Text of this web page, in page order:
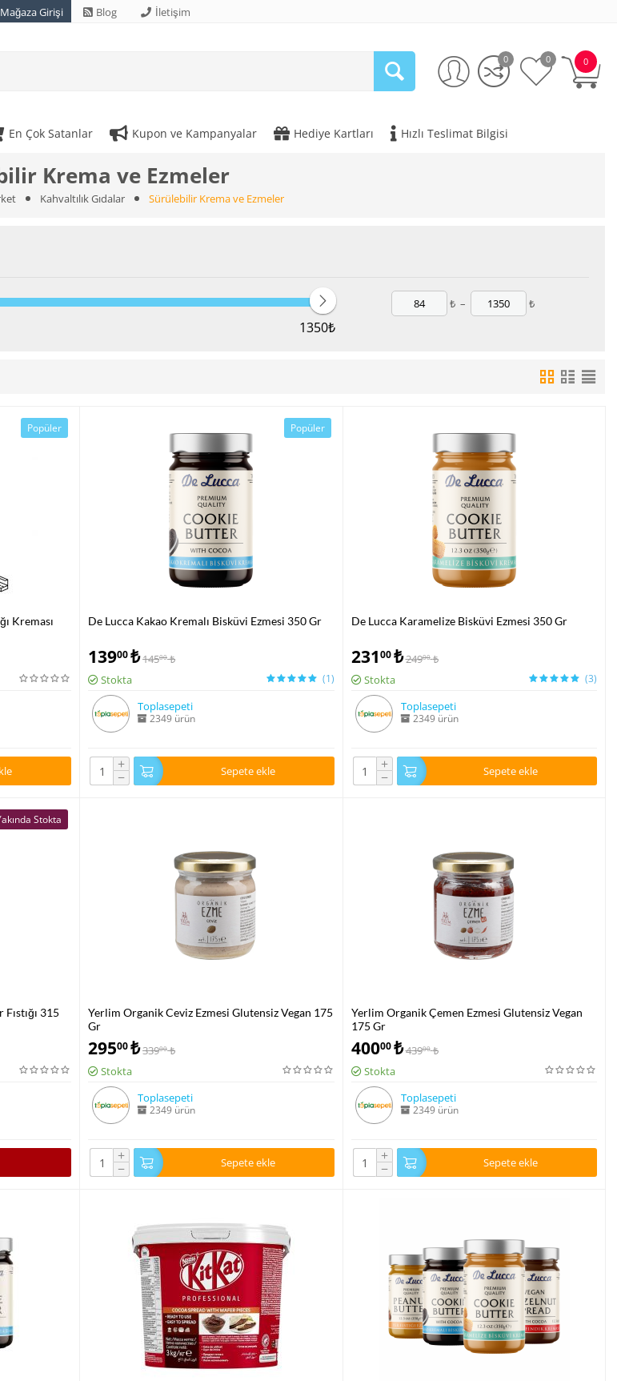
Mağaza Girişi Blog İletişim
0
0 0
En Çok Satanlar Kupon ve Kampanyalar Hediye Kartları Hızlı Teslimat Bilgisi
Krema ve Ezmeler
Kahvaltılık Gıdalar Sürülebilir Krema ve Ezmeler
1350₺
₺ – ₺
Popüler
Kreması
Popüler
De Lucca Kakao Kremalı Bisküvi Ezmesi 350 Gr
13900₺14500 ₺
Stokta
(1)
Toplasepeti
2349 ürün
+
− Sepete ekle
De Lucca Karamelize Bisküvi Ezmesi 350 Gr
23100 ₺24900 ₺
Stokta
(3)
Toplasepeti
2349 ürün
+
− Sepete ekle
Stokta
315
Yerlim Organik Ceviz Ezmesi Glutensiz Vegan 175
Gr
29500₺33900 ₺
Stokta
Toplasepeti
2349 ürün
+
− Sepete ekle
Yerlim Organik Çemen Ezmesi Glutensiz Vegan
175 Gr
40000 ₺43900 ₺
Stokta
Toplasepeti
2349 ürün
+
− Sepete ekle